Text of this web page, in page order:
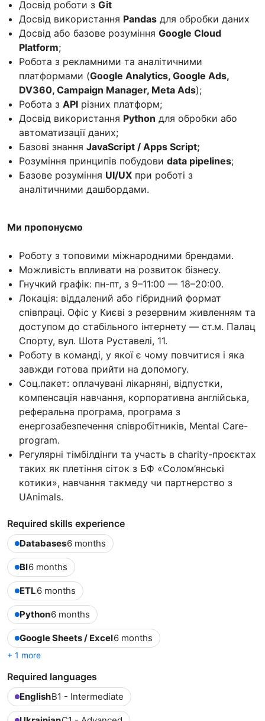
Досвід роботи з Git
Досвід використання Pandas для обробки даних
Досвід або базове розуміння Google Cloud
Platform;
Робота з рекламними та аналітичними
платформами (Google Analytics, Google Ads,
DV360, Campaign Manager, Meta Ads);
Робота з API різних платформ;
Досвід використання Python для обробки або
автоматизації даних;
Базові знання JavaScript / Apps Script;
Розуміння принципів побудови data pipelines;
Базове розуміння UI/UX при роботі з
аналітичними дашбордами.
Ми пропонуємо
Роботу з топовими міжнародними брендами.
Можливість впливати на розвиток бізнесу.
Гнучкий графік: пн-пт, з 9–11:00 — 18–20:00.
Локація: віддалений або гібридний формат
співпраці. Офіс у Києві з резервним живленням та
доступом до стабільного інтернету — ст.м. Палац
Спорту, вул. Шота Руставелі, 11.
Роботу в команді, у якої є чому повчитися і яка
завжди готова прийти на допомогу.
Соц.пакет: оплачувані лікарняні, відпустки,
компенсація навчання, корпоративна англійська,
реферальна програма, програма з
енергозабезпечення співробітників, Mental Care-
program.
Регулярні тімбілдінги та участь в charity-проєктах
таких як плетіння сіток з БФ «Солом’янські
котики», навчання такмеду чи партнерство з
UAnimals.
Required skills experience
Databases6 months
BI6 months
ETL6 months
Python6 months
Google Sheets / Excel6 months
+ 1 more
Required languages
EnglishB1 - Intermediate